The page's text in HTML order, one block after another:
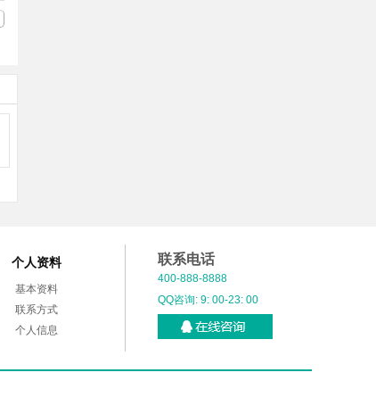
个人资料
基本资料
联系方式
个人信息
联系电话
400-888-8888
QQ咨询: 9: 00-23: 00